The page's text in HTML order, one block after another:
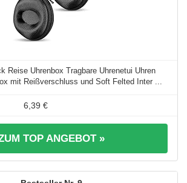
Reise Uhrenbox Tragbare Uhrenetui Uhren
mit Reißverschluss und Soft Felted Inter ...
6,39 €
TOP ANGEBOT »